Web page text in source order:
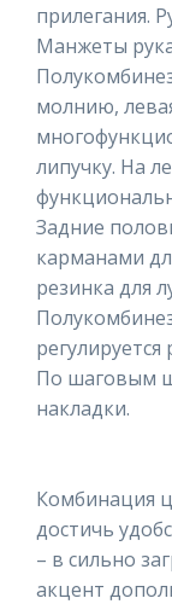
прилегания.
Манжеты
молнию,
липучку. На
Задние
карманами
резинка для
По шаговым
накладки.
Комбинация
достичь
– в сильно
акцент